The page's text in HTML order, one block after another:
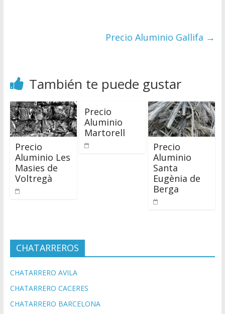
Precio Aluminio Gallifa →
También te puede gustar
Precio
Aluminio Les
Masies de
Voltregà
Precio
Aluminio
Martorell
Precio
Aluminio
Santa
Eugènia de
Berga
CHATARREROS
CHATARRERO AVILA
CHATARRERO CACERES
CHATARRERO BARCELONA